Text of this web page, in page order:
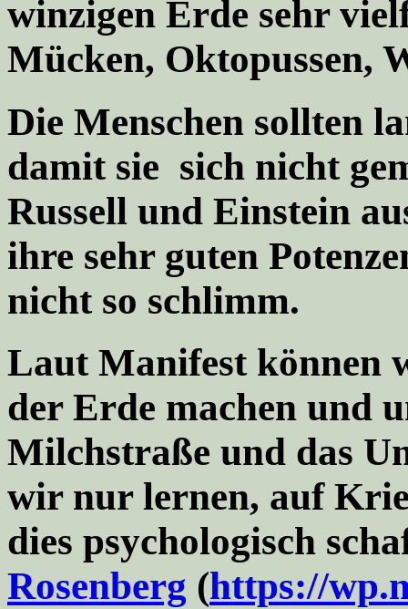
winzigen Erde sehr
Mücken, Oktopussen,
Die Menschen sollten
damit sie sich nicht
Russell und Einstein
ihre sehr guten
nicht so schlimm.
Laut Manifest können
der Erde machen und
Milchstraße und das
wir nur lernen, auf
dies psychologisch
Rosenberg (https://